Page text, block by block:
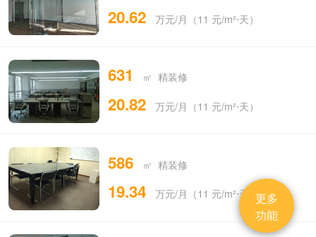
20.62 万元/月（11 元/m²⋅天）
631 ㎡ 精装修
20.82 万元/月（11 元/m²⋅天）
586 ㎡ 精装修
19.34 万元/月（11 元/m²⋅天）更多
功能